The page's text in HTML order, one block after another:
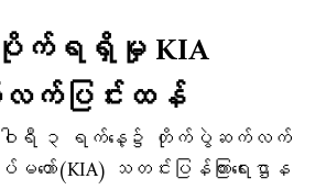
းပိုက်ရရှိမှု KIA
ပြင်းထန်
ော်ဝါရီ ၃ ရက်​​နေ့၌ တိုက်ပွဲဆက်လက်
ော်(KIA) သတင်းပြန်ကြားရေးဌာန